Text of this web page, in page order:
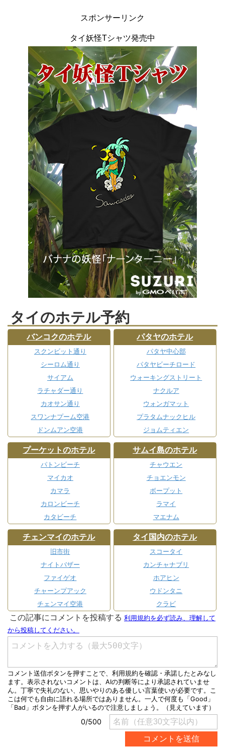
スポンサーリンク
タイ妖怪Tシャツ発売中
タイのホテル予約
バンコクのホテル
スクンビット通り
シーロム通り
サイアム
ラチャダー通り
カオサン通り
スワンナプーム空港
ドンムアン空港
パタヤのホテル
パタヤ中心部
パタヤビーチロード
ウォーキングストリート
ナクルア
ウォンガマット
プラタムナックヒル
ジョムティエン
プーケットのホテル
パトンビーチ
マイカオ
カマラ
カロンビーチ
カタビーチ
サムイ島のホテル
チャウエン
チョエンモン
ボープット
ラマイ
マエナム
チェンマイのホテル
旧市街
ナイトバザー
ファイゲオ
チャーンプアック
チェンマイ空港
タイ国内のホテル
スコータイ
カンチャナブリ
ホアヒン
ウドンタニ
クラビ